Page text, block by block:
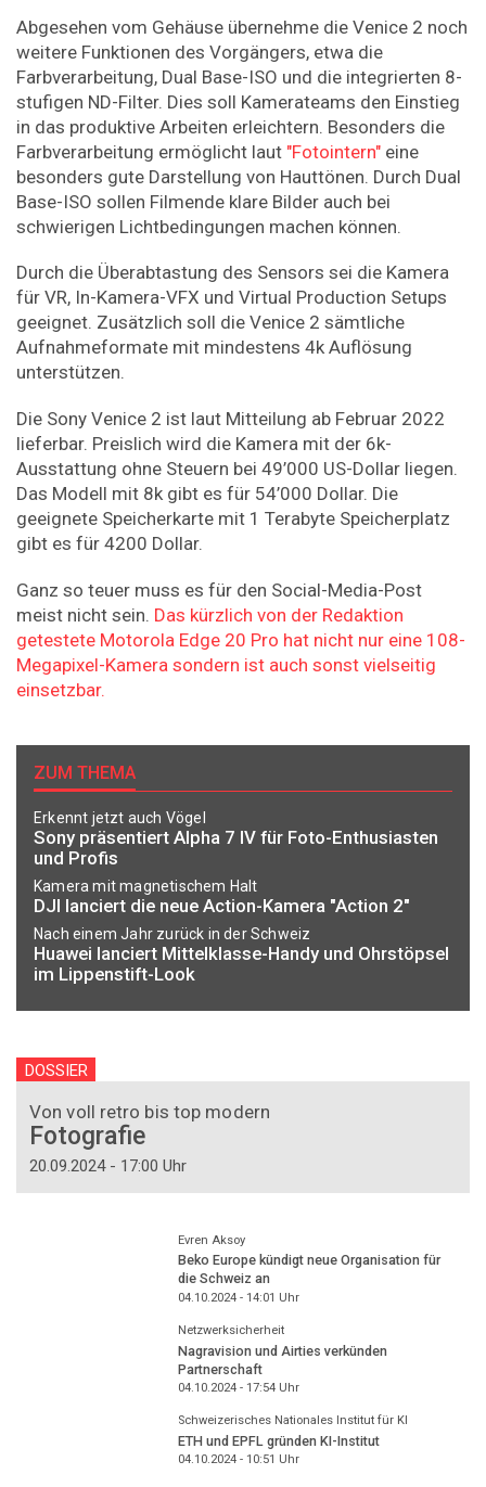
Abgesehen vom Gehäuse übernehme die Venice 2 noch
weitere Funktionen des Vorgängers, etwa die
Farbverarbeitung, Dual Base-ISO und die integrierten 8-
stufigen ND-Filter. Dies soll Kamerateams den Einstieg
in das produktive Arbeiten erleichtern. Besonders die
Farbverarbeitung ermöglicht laut "Fotointern" eine
besonders gute Darstellung von Hauttönen. Durch Dual
Base-ISO sollen Filmende klare Bilder auch bei
schwierigen Lichtbedingungen machen können.
Durch die Überabtastung des Sensors sei die Kamera
für VR, In-Kamera-VFX und Virtual Production Setups
geeignet. Zusätzlich soll die Venice 2 sämtliche
Aufnahmeformate mit mindestens 4k Auflösung
unterstützen.
Die Sony Venice 2 ist laut Mitteilung ab Februar 2022
lieferbar. Preislich wird die Kamera mit der 6k-
Ausstattung ohne Steuern bei 49’000 US-Dollar liegen.
Das Modell mit 8k gibt es für 54’000 Dollar. Die
geeignete Speicherkarte mit 1 Terabyte Speicherplatz
gibt es für 4200 Dollar.
Ganz so teuer muss es für den Social-Media-Post
meist nicht sein. Das kürzlich von der Redaktion
getestete Motorola Edge 20 Pro hat nicht nur eine 108-
Megapixel-Kamera sondern ist auch sonst vielseitig
einsetzbar.
ZUM THEMA
Erkennt jetzt auch Vögel
Sony präsentiert Alpha 7 IV für Foto-Enthusiasten
und Profis
Kamera mit magnetischem Halt
DJI lanciert die neue Action-Kamera "Action 2"
Nach einem Jahr zurück in der Schweiz
Huawei lanciert Mittelklasse-Handy und Ohrstöpsel
im Lippenstift-Look
DOSSIER
Von voll retro bis top modern
Fotografie
20.09.2024 - 17:00 Uhr
Evren Aksoy
Beko Europe kündigt neue Organisation für
die Schweiz an
04.10.2024 - 14:01 Uhr
Netzwerksicherheit
Nagravision und Airties verkünden
Partnerschaft
04.10.2024 - 17:54Uhr
Schweizerisches Nationales Institut für KI
ETH und EPFL gründen KI-Institut
04.10.2024 - 10:51 Uhr